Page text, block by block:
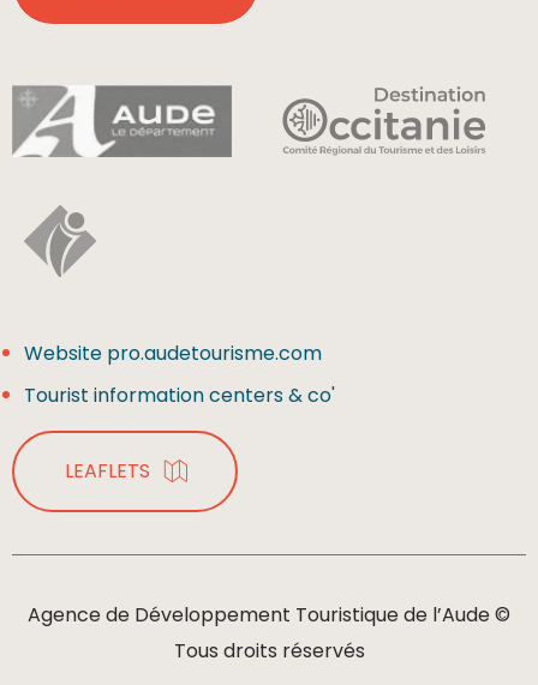
Website pro.audetourisme.com
Tourist information centers & co'
LEAFLETS
Agence de Développement Touristique de l’Aude ©
Tous droits réservés